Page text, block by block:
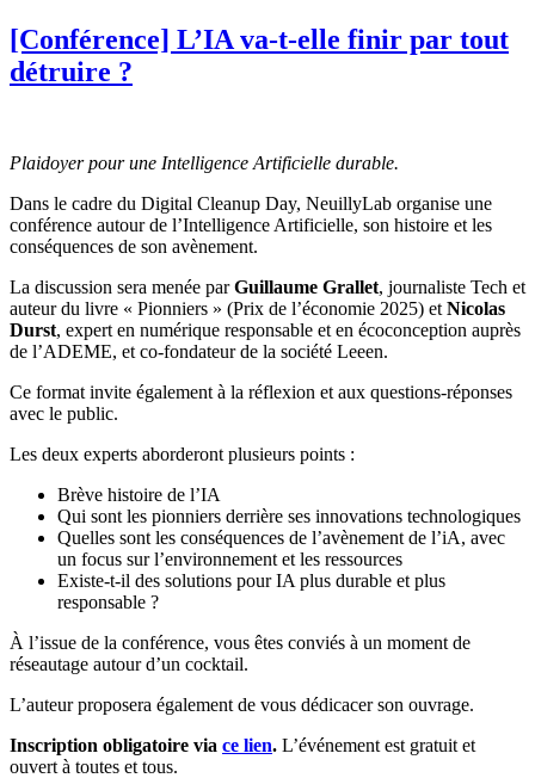
[Conférence] L’IA va-t-elle finir par tout
détruire ?
Plaidoyer pour une Intelligence Artificielle durable.
Dans le cadre du Digital Cleanup Day, NeuillyLab organise une
conférence autour de l’Intelligence Artificielle, son histoire et les
conséquences de son avènement.
La discussion sera menée parGuillaume Grallet, journaliste Tech et
auteur du livre « Pionniers » (Prix de l’économie 2025) et Nicolas
Durst, expert en numérique responsable et en écoconception auprès
de l’ADEME, et co-fondateur de la société Leeen.
Ce format invite également à la réflexion et aux questions-réponses
avec le public.
Les deux experts aborderont plusieurs points :
Brève histoire de l’IA
Qui sont les pionniers derrière ses innovations technologiques
Quelles sont les conséquences de l’avènement de l’iA, avec
un focus sur l’environnement et les ressources
Existe-t-il des solutions pour IA plus durable et plus
responsable ?
À l’issue de la conférence, vous êtes conviés à un moment de
réseautage autour d’un cocktail.
L’auteur proposera également de vous dédicacer son ouvrage.
Inscription obligatoire via ce lien. L’événement est gratuit et
ouvert à toutes et tous.